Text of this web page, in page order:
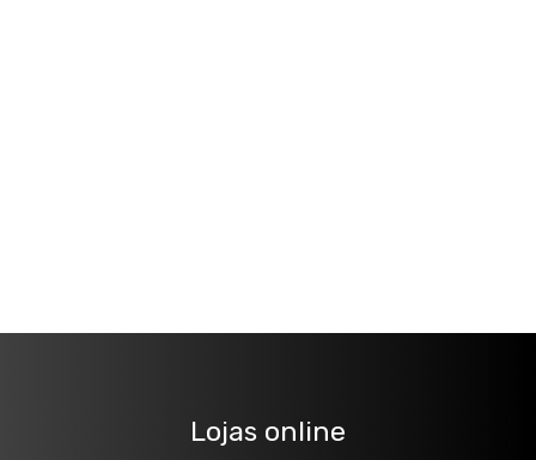
Lojas online